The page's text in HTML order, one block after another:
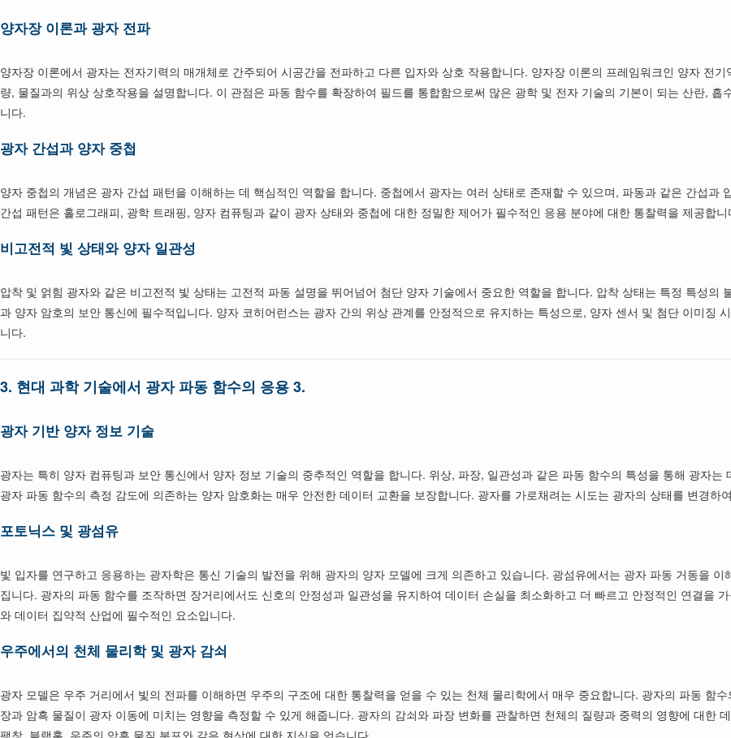
양자장 이론과 광자 전파
양자장 이론에서 광자는 전자기력의 매개체로 간주되어 시공간을 전파하고 다른 입자와 상호 작용합니다. 양자장 이론의 프레임워크인 양자 전
량, 물질과의 위상 상호작용을 설명합니다. 이 관점은 파동 함수를 확장하여 필드를 통합함으로써 많은 광학 및 전자 기술의 기본이 되는 산란,
니다.
광자 간섭과 양자 중첩
양자 중첩의 개념은 광자 간섭 패턴을 이해하는 데 핵심적인 역할을 합니다. 중첩에서 광자는 여러 상태로 존재할 수 있으며, 파동과 같은 간섭
간섭 패턴은 홀로그래피, 광학 트래핑, 양자 컴퓨팅과 같이 광자 상태와 중첩에 대한 정밀한 제어가 필수적인 응용 분야에 대한 통찰력을 제공합니
비고전적 빛 상태와 양자 일관성
압착 및 얽힘 광자와 같은 비고전적 빛 상태는 고전적 파동 설명을 뛰어넘어 첨단 양자 기술에서 중요한 역할을 합니다. 압착 상태는 특정 특성의
과 양자 암호의 보안 통신에 필수적입니다. 양자 코히어런스는 광자 간의 위상 관계를 안정적으로 유지하는 특성으로, 양자 센서 및 첨단 이미징
니다.
3. 현대 과학 기술에서 광자 파동 함수의 응용 3.
광자 기반 양자 정보 기술
광자는 특히 양자 컴퓨팅과 보안 통신에서 양자 정보 기술의 중추적인 역할을 합니다. 위상, 파장, 일관성과 같은 파동 함수의 특성을 통해 광자
광자 파동 함수의 측정 감도에 의존하는 양자 암호화는 매우 안전한 데이터 교환을 보장합니다. 광자를 가로채려는 시도는 광자의 상태를 변경하
포토닉스 및 광섬유
빛 입자를 연구하고 응용하는 광자학은 통신 기술의 발전을 위해 광자의 양자 모델에 크게 의존하고 있습니다. 광섬유에서는 광자 파동 거동을
집니다. 광자의 파동 함수를 조작하면 장거리에서도 신호의 안정성과 일관성을 유지하여 데이터 손실을 최소화하고 더 빠르고 안정적인 연결을
와 데이터 집약적 산업에 필수적인 요소입니다.
우주에서의 천체 물리학 및 광자 감쇠
광자 모델은 우주 거리에서 빛의 전파를 이해하면 우주의 구조에 대한 통찰력을 얻을 수 있는 천체 물리학에서 매우 중요합니다. 광자의 파동 함
장과 암흑 물질이 광자 이동에 미치는 영향을 측정할 수 있게 해줍니다. 광자의 감쇠와 파장 변화를 관찰하면 천체의 질량과 중력의 영향에 대한
팽창, 블랙홀, 우주의 암흑 물질 분포와 같은 현상에 대한 지식을 얻습니다.